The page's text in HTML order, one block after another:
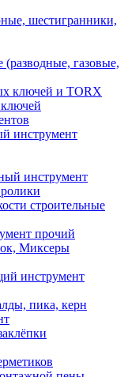
шестигранники,
газовые,
ключей и TORX
инструмент
инструмент
строительные
прочий
Миксеры
инструмент
пика, керн